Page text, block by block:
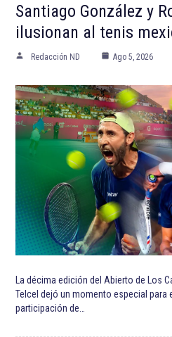
Santiago González y
ilusionan al tenis
Redacción ND Ago 5, 2026
La décima edición del Abierto de Los
Telcel dejó un momento especial para
participación de…